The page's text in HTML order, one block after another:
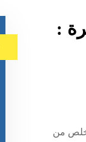
:
من